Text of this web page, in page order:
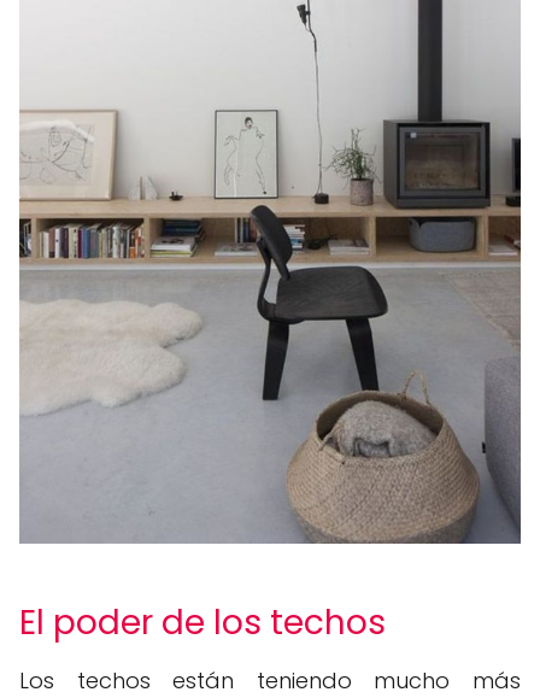
El poder de los techos
Los techos están teniendo mucho más